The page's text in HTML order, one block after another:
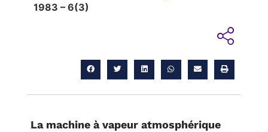
1983 – 6(3)
La machine à vapeur atmosphérique